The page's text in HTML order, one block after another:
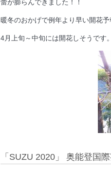
蕾が膨らんできました！！
暖冬のおかげで例年より早い開花予
4月上旬～中旬には開花しそうです
「SUZU 2020」 奥能登国